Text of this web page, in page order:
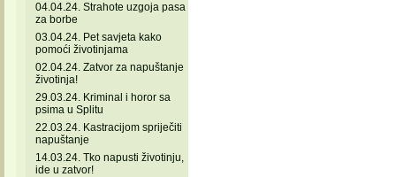
04.04.24. Strahote uzgoja pasa
za borbe
03.04.24. Pet savjeta kako
pomoći životinjama
02.04.24. Zatvor za napuštanje
životinja!
29.03.24. Kriminal i horor sa
psima u Splitu
22.03.24. Kastracijom spriječiti
napuštanje
14.03.24. Tko napusti životinju,
ide u zatvor!